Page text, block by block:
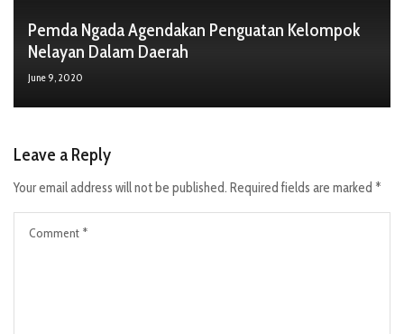
Pemda Ngada Agendakan Penguatan Kelompok
Nelayan Dalam Daerah
June 9, 2020
Leave a Reply
Your email address will not be published. Required fields are marked *